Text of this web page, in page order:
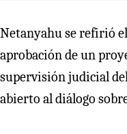
Netanyahu se refirió
aprobación de un
supervisión judicial
abierto al diálogo